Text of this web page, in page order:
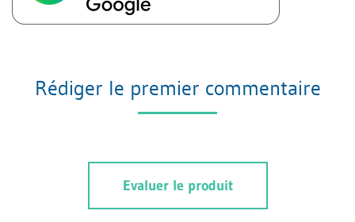
Rédiger le premier commentaire
Evaluer le produit